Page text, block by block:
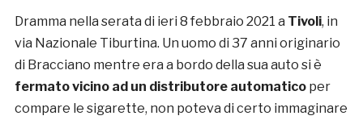
Dramma nella serata di ieri 8 febbraio 2021 a Tivoli, in
via Nazionale Tiburtina. Un uomo di 37 anni originario
di Bracciano mentre era a bordo della sua auto si è
fermato vicino ad un distributore automaticoper
compare le sigarette, non poteva di certo immaginare